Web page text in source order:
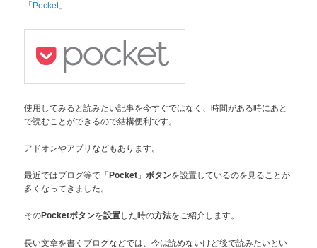
「 Pocket」
使用してみると読みたい記事を今すぐではなく、時間がある時にあと
で読むことができるので結構便利です。
アドオンやアプリなどもあります。
最近ではブログ等で「 Pocket 」 ボタンを設置しているのを見ることが
多くなってきました。
そのPocketボタンを設置した時の方法をご紹介します。
長い文章を書くブログなどでは、今は読めないけど後で読みたいとい